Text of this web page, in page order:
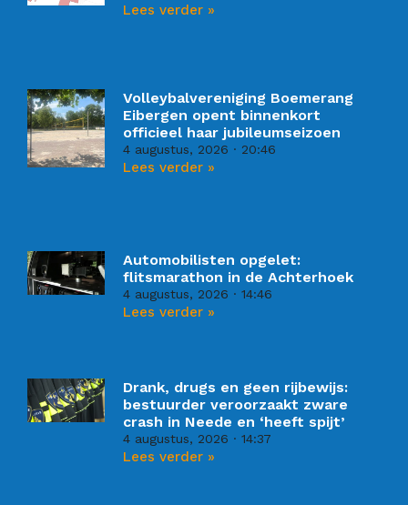
Lees verder »
Volleybalvereniging Boemerang
Eibergen opent binnenkort
officieel haar jubileumseizoen
4 augustus, 2026 20:46
Lees verder »
Automobilisten opgelet:
flitsmarathon in de Achterhoek
4 augustus, 2026 14:46
Lees verder »
Drank, drugs en geen rijbewijs:
bestuurder veroorzaakt zware
crash in Neede en ‘heeft spijt’
4 augustus, 2026 14:37
Lees verder »